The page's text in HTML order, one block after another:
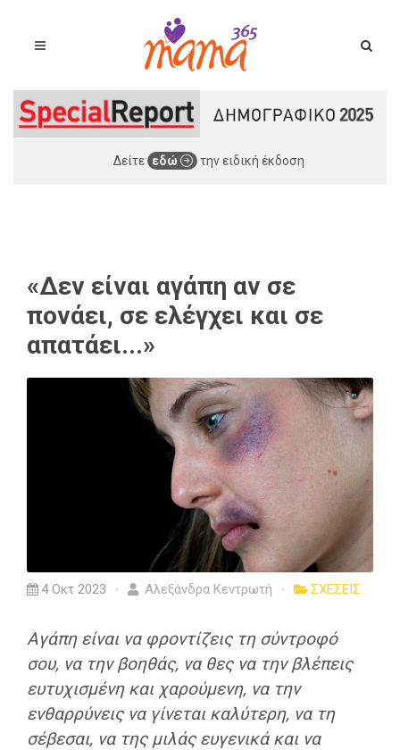
Δείτε εδώ την ειδική έκδοση
«Δεν είναι αγάπη αν σε
πονάει, σε ελέγχει και σε
απατάει...»
4 Οκτ 2023 Αλεξάνδρα Κεντρωτή ΣΧΕΣΕΙΣ
Αγάπη είναι να φροντίζεις τη σύντροφό
σου, να την βοηθάς, να θες να την βλέπεις
ευτυχισμένη και χαρούμενη, να την
ενθαρρύνεις να γίνεται καλύτερη, να τη
σέβεσαι, να της μιλάς ευγενικά και να